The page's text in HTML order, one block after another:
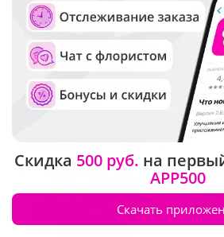
4.9(138)
Букет с пионовидными
розами "Яркий Пиано"
(Экстра)
6 260 ₽
4.9
4
Скидка 500 руб. на
APP500
Скачать